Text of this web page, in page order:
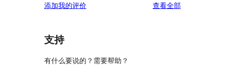
添加我的评价 查看全部评
支持
有什么要说的？需要帮助？